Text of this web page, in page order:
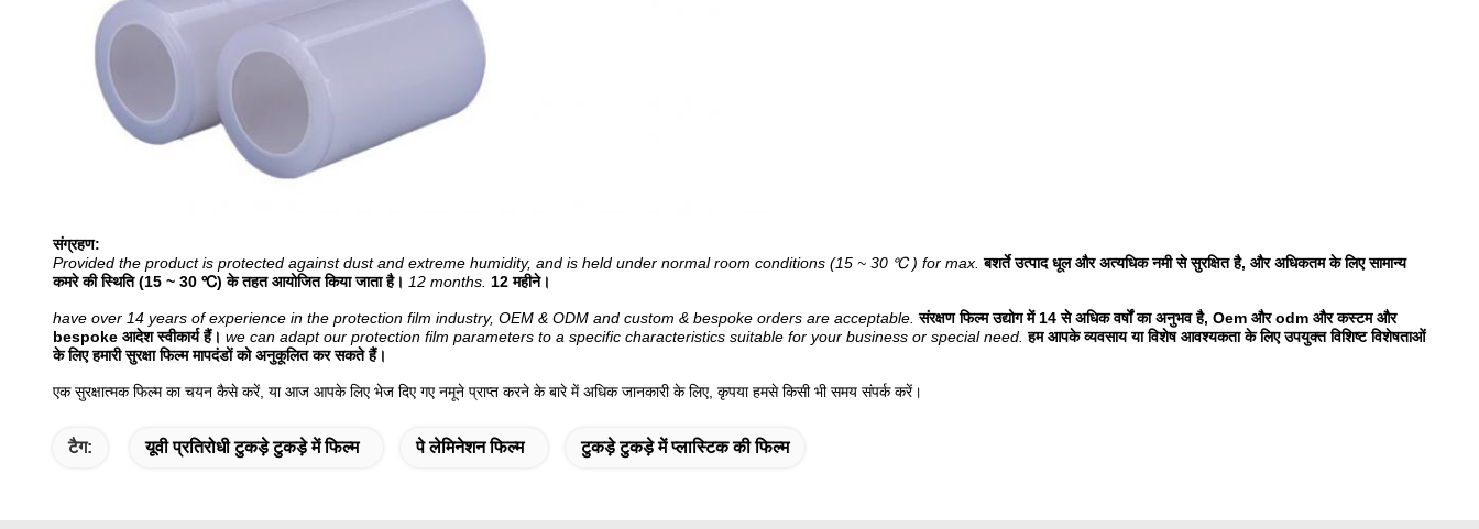
संग्रहण:
Provided the product is protected against dust and extreme humidity, and is held under normal room conditions (15 ~ 30 ℃ ) for max. बशर्ते उत्पाद धूल और अत्यधिक नमी से सुरक्षित है, और अधिकतम के लिए सामान्य
कमरे की स्थिति (15 ~ 30 ℃) के तहत आयोजित किया जाता है। 12 months. 12 महीने।
have over 14 years of experience in the protection film industry, OEM & ODM and custom & bespoke orders are acceptable. संरक्षण फिल्म उद्योग में 14 से अधिक वर्षों का अनुभव है, Oem और odm और कस्टम और
bespoke आदेश स्वीकार्य हैं। we can adapt our protection film parameters to a specific characteristics suitable for your business or special need. हम आपके व्यवसाय या विशेष आवश्यकता के लिए उपयुक्त विशिष्ट विशेषताओं
के लिए हमारी सुरक्षा फिल्म मापदंडों को अनुकूलित कर सकते हैं।
एक सुरक्षात्मक फिल्म का चयन कैसे करें, या आज आपके लिए भेज दिए गए नमूने प्राप्त करने के बारे में अधिक जानकारी के लिए, कृपया हमसे किसी भी समय संपर्क करें।
टैग: यूवी प्रतिरोधी टुकड़े टुकड़े में फिल्म पे लेमिनेशन फिल्म टुकड़े टुकड़े में प्लास्टिक की फिल्म